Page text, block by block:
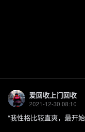
爱回收上门回收
2021-12-30 08:10
“我性格比较直爽，最开